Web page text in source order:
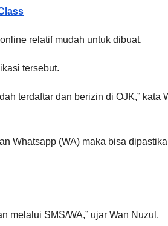
relatif mudah untuk dibuat.
tersebut.
terdaftar dan berizin di OJK,” kata
Whatsapp (WA) maka bisa
melalui SMS/WA,” ujar Wan Nuzul.